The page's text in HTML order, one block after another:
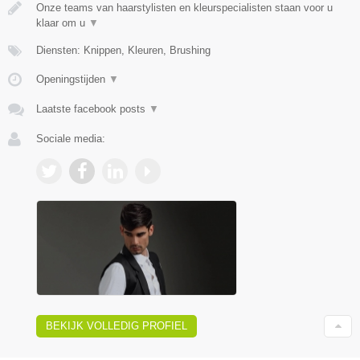
Onze teams van haarstylisten en kleurspecialisten staan voor u
klaar om u ▼
Diensten: Knippen, Kleuren, Brushing
Openingstijden ▼
Laatste facebook posts ▼
Sociale media:
BEKIJK VOLLEDIG PROFIEL